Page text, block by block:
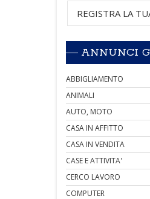
REGISTRA LA
ANNUNCI
ABBIGLIAMENTO
ANIMALI
AUTO, MOTO
CASA IN AFFITTO
CASA IN VENDITA
CASE E ATTIVITA'
CERCO LAVORO
COMPUTER